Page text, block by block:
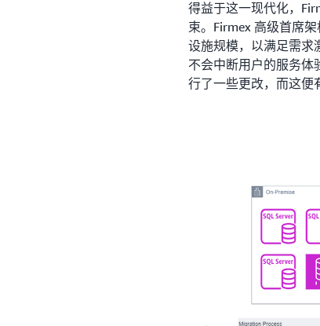
得益于这一现代化，
束。Firmex 高级首席
设施规模，以满足需求
不会中断用户的服务体
行了一些更改，而这便
服务，针对总拥有成本
此外，Firmex 不再需
了 125,000 万美元的
户，并且无需承担大
户，他希望能短时间
持这一点。而借助